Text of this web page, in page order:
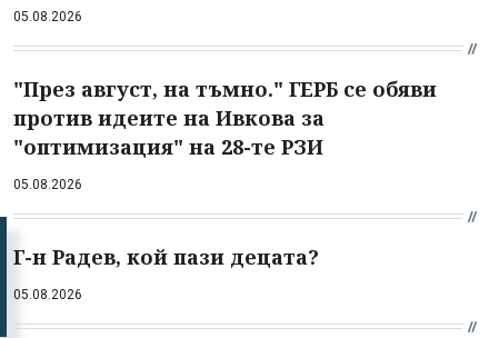
05.08.2026
"През август, на тъмно." ГЕРБ се обяви
против идеите на Ивкова за
"оптимизация" на 28-те РЗИ
05.08.2026
Г-н Радев, кой пази децата?
05.08.2026